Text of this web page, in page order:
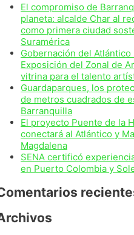
El compromiso de
planeta: alcalde Char al
como primera ciudad
Suramérica
Gobernación del
Exposición del Zonal de
vitrina para el talento
Guardaparques, los
de metros cuadrados de
Barranquilla
El proyecto Puente de la
conectará al Atlántico y
Magdalena
SENA certificó
en Puerto Colombia y